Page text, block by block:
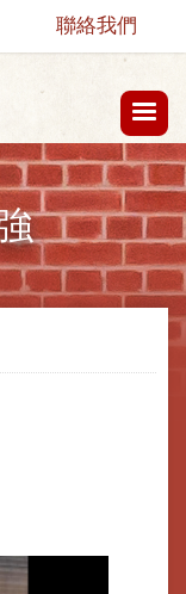
聯絡我們